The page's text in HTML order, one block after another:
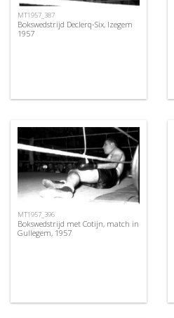
MT1957_387
Bokswedstrijd Declerq-Six, Izegem
1957
MT1957_396
Bokswedstrijd met Cotijn, match in
Gullegem, 1957